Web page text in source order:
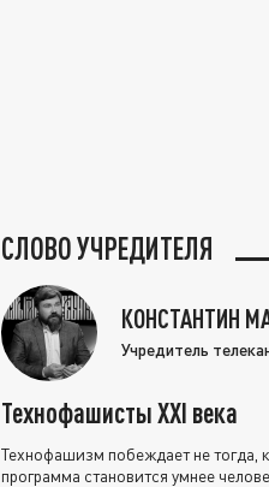
СЛОВО УЧРЕДИТЕЛЯ
КОНСТАНТИН
Учредитель
Технофашисты XXI века
Технофашизм побеждает не тогда,
программа становится умнее